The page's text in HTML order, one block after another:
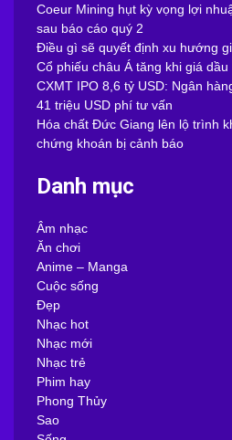
Coeur Mining hụt kỳ vọng lợi
sau báo cáo quý 2
Điều gì sẽ quyết định xu hướng
Cổ phiếu châu Á tăng khi giá dầu
CXMT IPO 8,6 tỷ USD: Ngân
41 triệu USD phí tư vấn
Hóa chất Đức Giang lên lộ trình
chứng khoán bị cảnh báo
Danh mục
Âm nhạc
Ăn chơi
Anime – Manga
Cuộc sống
Đẹp
Nhạc hot
Nhạc mới
Nhạc trẻ
Phim hay
Phong Thủy
Sao